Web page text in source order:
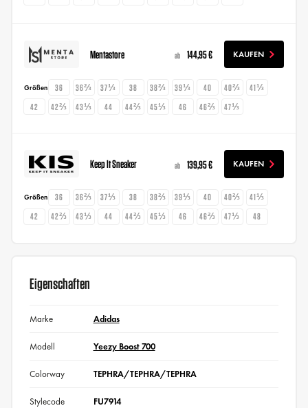
Mentastore ab 144,95 € KAUFEN
Größen 36 36⅔ 37⅓ 38 38⅔ 39⅓ 40 40⅔
41⅓
42
42⅔ 43⅓ 44 44⅔ 45⅓ 46 46⅔ 47⅓
Keep It Sneaker ab 139,95 € KAUFEN
Größen 36 36⅔ 37⅓ 38 38⅔ 39⅓ 40 40⅔
41⅓
42
42⅔ 43⅓ 44 44⅔ 45⅓ 46 46⅔ 47⅓ 48
Eigenschaften
Marke Adidas
Modell Yeezy Boost 700
Colorway TEPHRA/TEPHRA/TEPHRA
Stylecode FU7914